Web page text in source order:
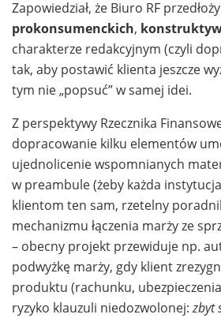
Zapowiedział, że Biuro RF
prokonsumenckich,
charakterze redakcyjnym (czyli
tak, aby postawić klienta jeszcze
tym nie „popsuć” w samej idei.
Z perspektywy Rzecznika
dopracowanie kilku elementów
ujednolicenie wspomnianych
w preambule (żeby każda
klientom ten sam, rzetelny
mechanizmu łączenia marży ze
– obecny projekt przewiduje np.
podwyżkę marży, gdy klient
produktu (rachunku,
ryzyko klauzuli niedozwolonej:zbyt